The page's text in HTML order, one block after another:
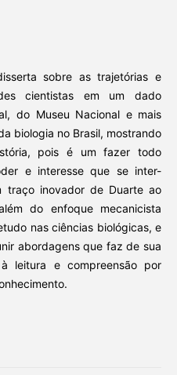
sobre as trajetórias e
cientistas em um dado
do Museu Nacional e mais
biologia no Brasil, mostrando
pois é um fazer todo
e interesse que se inter-
traço inovador de Duarte ao
do enfoque mecanicista
nas ciências biológicas, e
abordagens que faz de sua
leitura e compreensão por